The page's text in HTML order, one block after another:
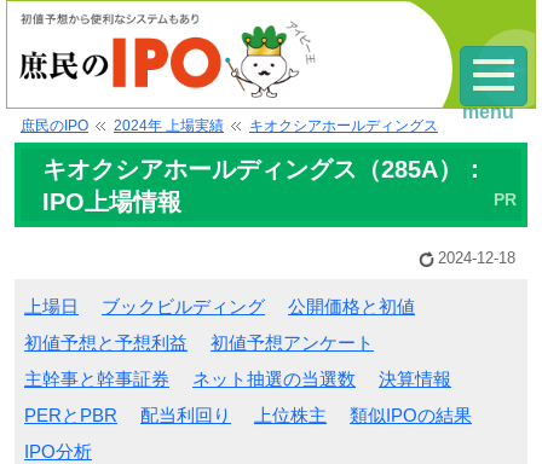
庶民のIPO 2024年 上場実績 キオクシアホールディングス
キオクシアホールディングス（285A）：
IPO上場情報
2024-12-18
上場日 ブックビルディング
公開価格と初値
初値予想と予想利益
初値予想アンケート
主幹事と幹事証券
ネット抽選の当選数
決算情報
PERとPBR
配当利回り 上位株主
類似IPOの結果
IPO分析
menu